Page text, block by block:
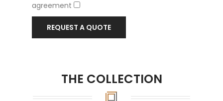
agreement
REQUEST A QUOTE
THE COLLECTION